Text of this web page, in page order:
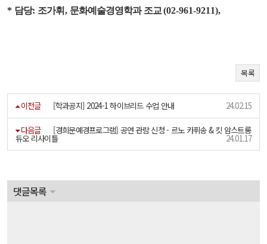
* 담당: 조가휘 , 문화예술경영학과 조교(02-961-9211),
목록
이전글 [학과공지] 2024-1 하이브리드 수업 안내 24.02.15
다음글 [경희문예경프로그램] 공연 관람 신청 - 르노 카퓌송 & 킷 암스트롱
듀오 리사이틀 24.01.17
댓글목록